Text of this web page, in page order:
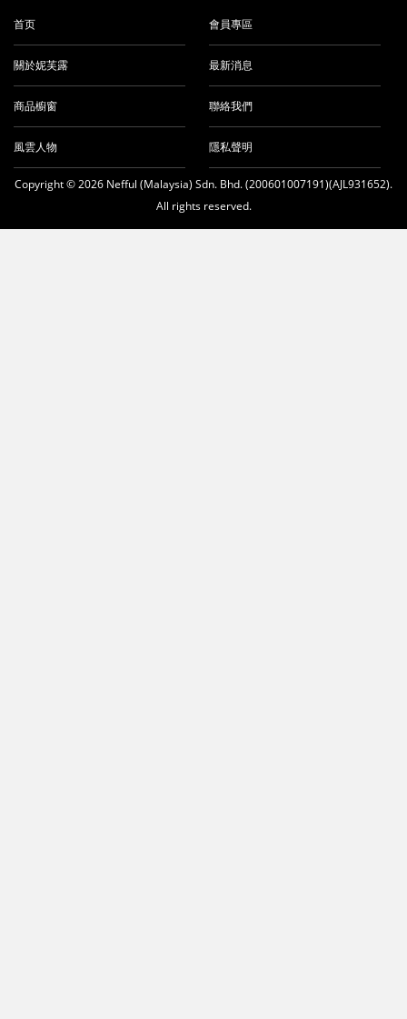
首页
關於妮芙露
商品櫥窗
風雲人物
會員專區
最新消息
聯絡我們
隱私聲明
Copyright © 2026 Nefful (Malaysia) Sdn. Bhd. (200601007191)(AJL931652).
All rights reserved.